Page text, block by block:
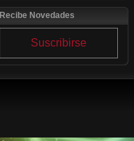
Recibe Novedades
Suscribirse